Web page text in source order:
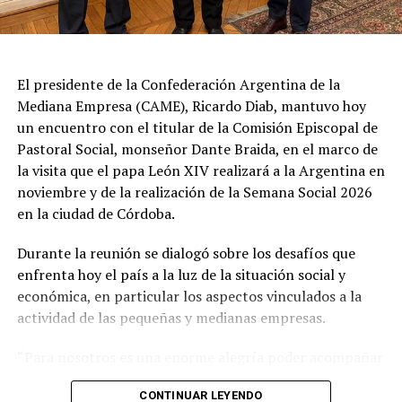
Vieira calificó los insultos del mandatario argentino
encargado de negocios.
Pese a que Milei ratificó sus críticas calificando a Lula de
"corrupto", desde la Cancillería argentina intentan
preservar la relación institucional. El canciller Pablo
Quirno calificó de "lamentable" la decisión de Brasil de
bajar el nivel de su representación.
Quirno afirmó en conferencia de prensa
que Argentina decidió no llevar el conflicto a una
instancia diplomática mayor. El funcionario sostuvo que
existían otros caminos para preservar el vínculo entre
El desarrollo de este ejercicio militar en la costa
El presidente de la Confederación Argentina de la
Mediana Empresa (CAME), Ricardo Diab, mantuvo hoy
un encuentro con el titular de la Comisión Episcopal de
Pastoral Social, monseñor Dante Braida, en el marco de
la visita que el papa León XIV realizará a la Argentina en
noviembre y de la realización de la Semana Social 2026
en la ciudad de Córdoba.
Durante la reunión se dialogó sobre los desafíos que
enfrenta hoy el país a la luz de la situación social y
económica, en particular los aspectos vinculados a la
actividad de las pequeñas y medianas empresas.
la visita de Su Santidad”, dijo Diab, al tiempo que
CONTINUAR LEYENDO